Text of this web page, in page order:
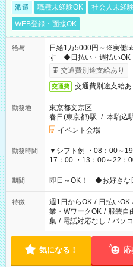
派遣 職種未経験OK 社会人未経
WEB登録・面接OK
給与
日給1万5000円～※実働5
す ◆日払い・週払いOK
も異なります
交通費別途支給あり
交通費 交通費別途支給
勤務地
東京都文京区
春日(東京都)駅 / 本駒込
イベント会場
勤務時間
▼シフト例 ・08：00～
17：00 ・13：00～22：00 ・16
仕事により勤務時間が異
期間 即日～OK！ ◆お好きな
特徴 週1日からOK / 日払いOK
業・WワークOK / 服装自
集 / 電話対応なし / パソ
気になる！ 応